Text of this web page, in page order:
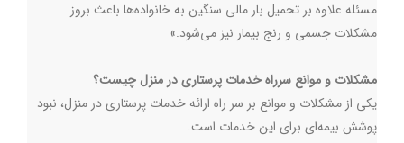
مسئله علاوه بر تحمیل بار مالی سنگین به خانواده‌ها باعث بروز
مشکلات جسمی و رنج بیمار نیز می‌شود.»
مشکلات و موانع سرراه خدمات پرستاری در منزل چیست؟
یکی از مشکلات و موانع بر سر راه ارائه خدمات پرستاری در منزل، نبود
پوشش بیمه‌ای برای این خدمات است.